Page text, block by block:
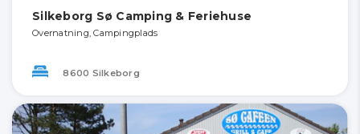
Silkeborg Sø Camping & Feriehuse
Overnatning, Campingplads
8600 Silkeborg